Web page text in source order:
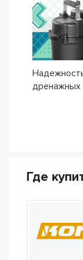
дренажных
Где